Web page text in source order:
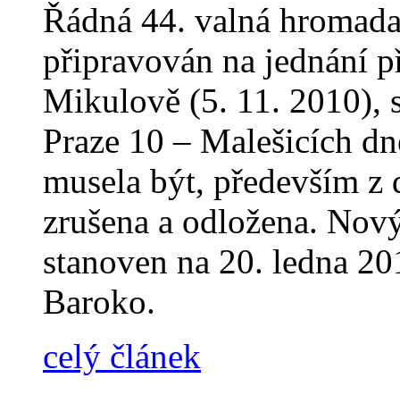
Řádná 44. valná
připravován na jednání
Mikulově (5. 11. 2010),
Praze 10 – Malešicích
musela být, především
zrušena a odložena.
stanoven na 20. ledna
Baroko.
celý článek